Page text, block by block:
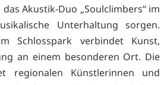
Akustik-Duo „Soulclimbers“ im
Unterhaltung sorgen.
Schlosspark verbindet Kunst,
an einem besonderen Ort. Die
regionalen Künstlerinnen und